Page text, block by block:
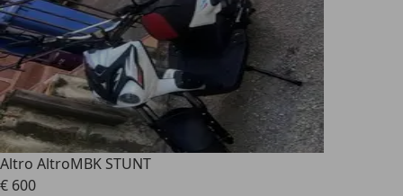
Altro AltroMBK STUNT
€ 600